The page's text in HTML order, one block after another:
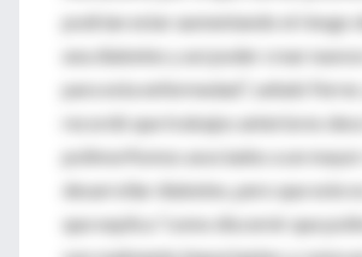
podrían estar aumentando el riesgo
una diabetes y así poder crear
para esta enfermedad”, señaló
recordó que trabajos anteriores
polimorfismos asociados a un
desarrollar diabetes, pero que este
que explica “como discernir que